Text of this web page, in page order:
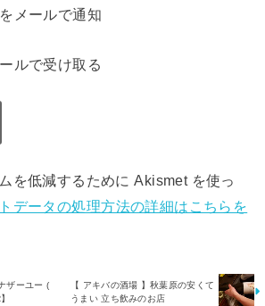
メールで通知
ルで受け取る
を低減するために Akismet を使っ
データの処理方法の詳細はこちらを
ザーユー (
【 アキバの酒場 】秋葉原の安くて
うまい 立ち飲みのお店